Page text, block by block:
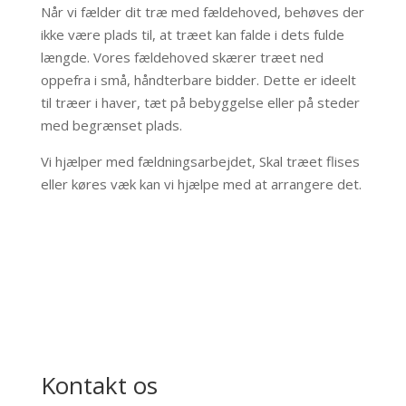
Når vi fælder dit træ med fældehoved, behøves der
ikke være plads til, at træet kan falde i dets fulde
længde. Vores fældehoved skærer træet ned
oppefra i små, håndterbare bidder. Dette er ideelt
til træer i haver, tæt på bebyggelse eller på steder
med begrænset plads.
Vi hjælper med fældningsarbejdet, Skal træet flises
eller køres væk kan vi hjælpe med at arrangere det.
Kontakt os